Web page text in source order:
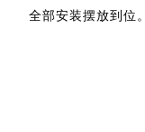
全部安装摆放到位。